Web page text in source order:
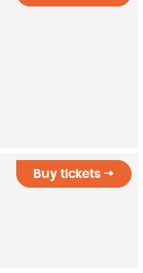
Buy tickets